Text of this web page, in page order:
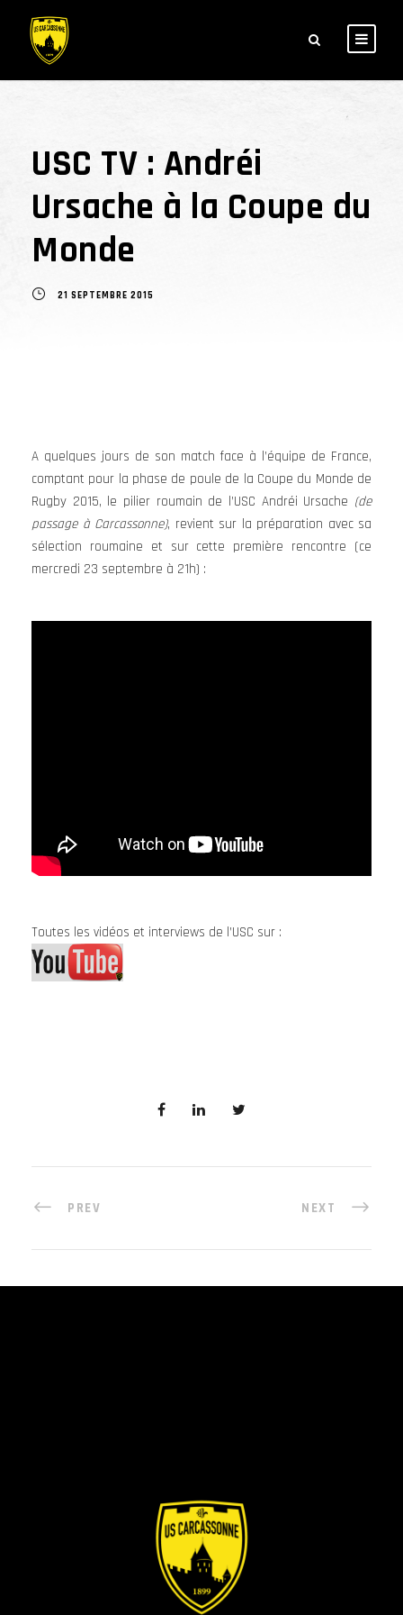
USC TV : Andréi
Ursache à la Coupe du
Monde
21 SEPTEMBRE 2015
A quelques jours de son match face à l’équipe de France,
comptant pour la phase de poule de la Coupe du Monde de
Rugby 2015, le pilier roumain de l’USC Andréi Ursache (de
passage à Carcassonne), revient sur la préparation avec sa
sélection roumaine et sur cette première rencontre (ce
mercredi 23 septembre à 21h) :
Toutes les vidéos et interviews de l’USC sur :
PREV NEXT